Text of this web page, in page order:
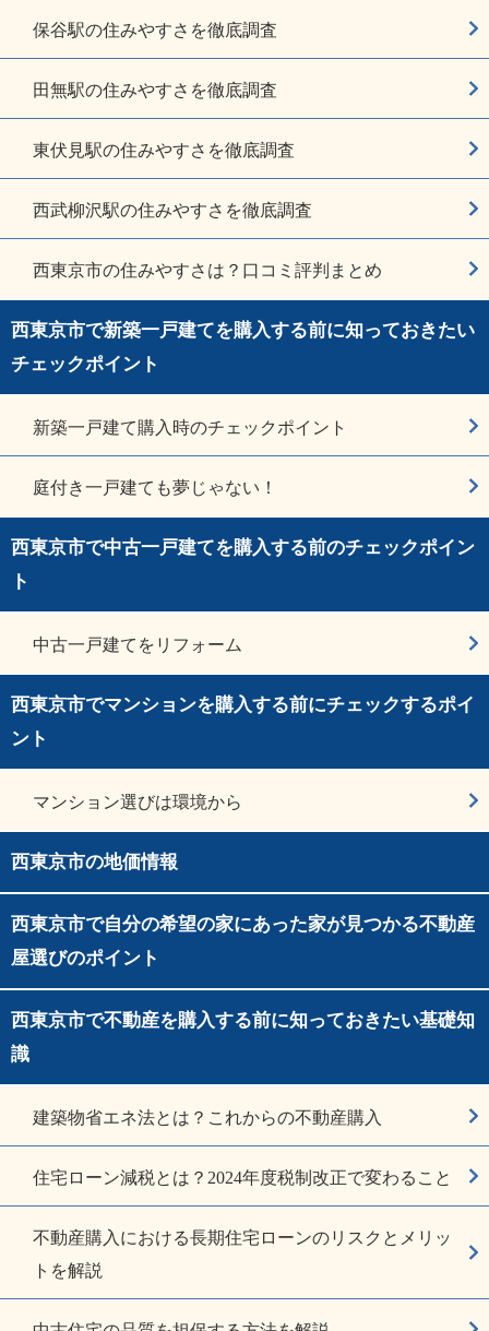
保谷駅の住みやすさを徹底調査
田無駅の住みやすさを徹底調査
東伏見駅の住みやすさを徹底調査
西武柳沢駅の住みやすさを徹底調査
西東京市の住みやすさは？口コミ評判まとめ
西東京市で新築一戸建てを購入する前に知っておきたい
チェックポイント
新築一戸建て購入時のチェックポイント
庭付き一戸建ても夢じゃない！
西東京市で中古一戸建てを購入する前のチェックポイン
ト
中古一戸建てをリフォーム
西東京市でマンションを購入する前にチェックするポイ
ント
マンション選びは環境から
西東京市の地価情報
西東京市で自分の希望の家にあった家が見つかる不動産
屋選びのポイント
西東京市で不動産を購入する前に知っておきたい基礎知
識
建築物省エネ法とは？これからの不動産購入
住宅ローン減税とは？2024年度税制改正で変わること
不動産購入における長期住宅ローンのリスクとメリッ
トを解説